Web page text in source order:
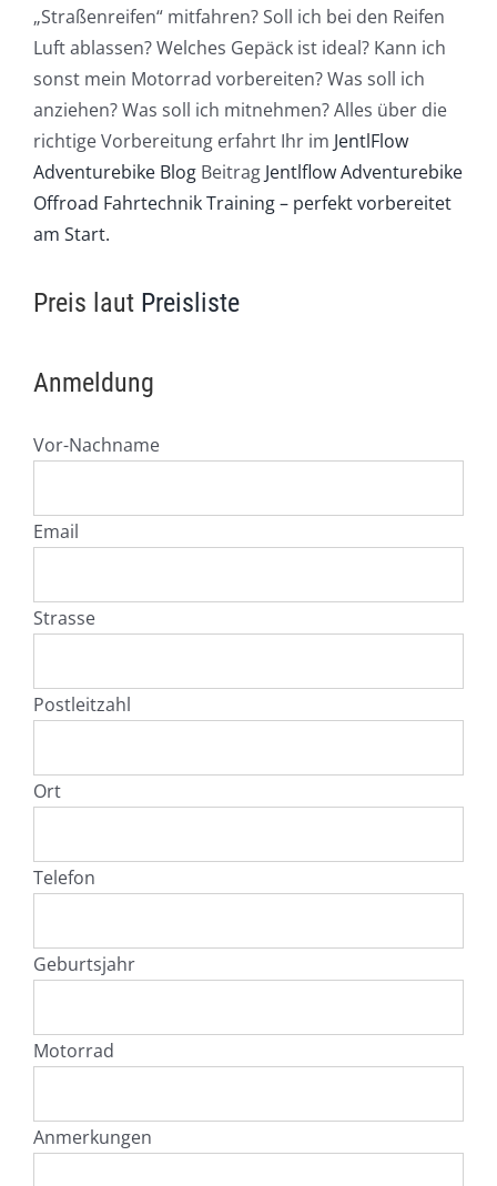
„Straßenreifen“ mitfahren? Soll ich bei den Reifen
Luft ablassen? Welches Gepäck ist ideal? Kann ich
sonst mein Motorrad vorbereiten? Was soll ich
anziehen? Was soll ich mitnehmen? Alles über die
richtige Vorbereitung erfahrt Ihr im JentlFlow
Adventurebike Blog Beitrag Jentlflow Adventurebike
Offroad Fahrtechnik Training – perfekt vorbereitet
am Start.
Preis laut Preisliste
Anmeldung
Vor-Nachname
Email
Strasse
Postleitzahl
Ort
Telefon
Geburtsjahr
Motorrad
Anmerkungen